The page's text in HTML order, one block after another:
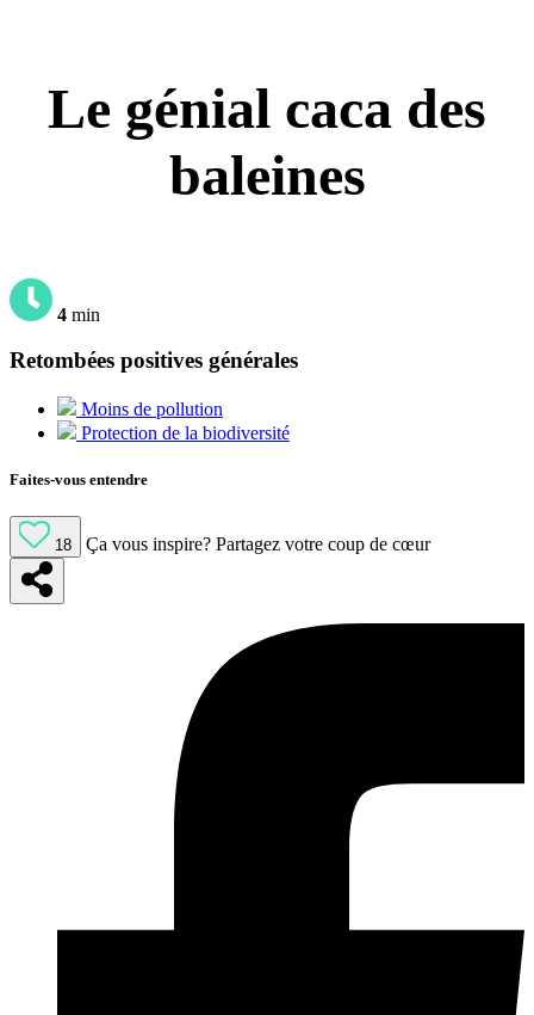
Le génial caca des
baleines
4 min
Retombées positives générales
Moins de pollution
Protection de la biodiversité
Faites-vous entendre
18 Ça vous inspire? Partagez votre coup de cœur